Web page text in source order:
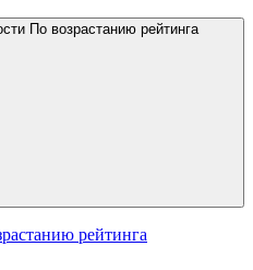
По возрастанию рейтинга
рейтинга